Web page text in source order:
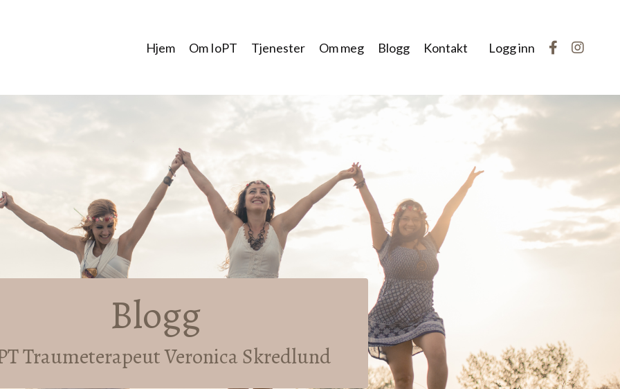
Hjem Om IoPT Tjenester Om meg Blogg Kontakt Logg inn
Blogg
Traumeterapeut Veronica Skredlund